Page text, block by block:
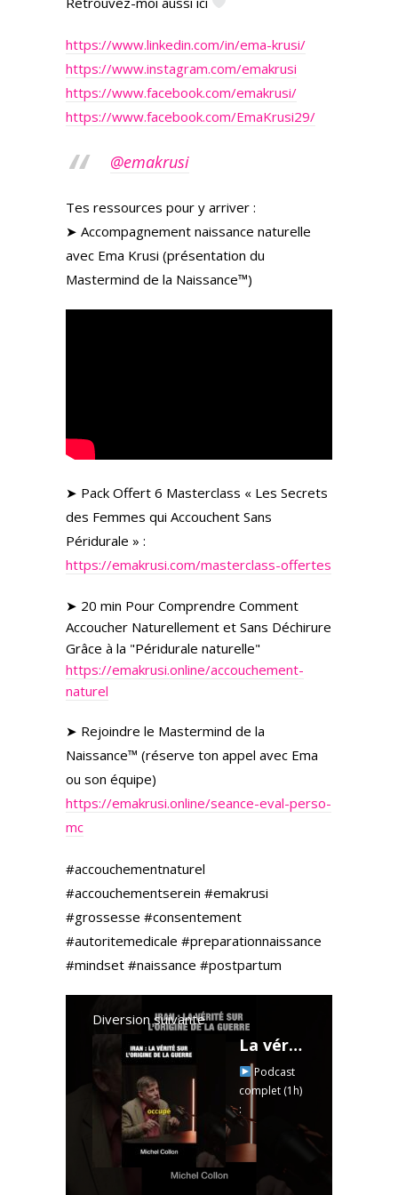
https://www.linkedin.com/in/ema-krusi/
https://www.instagram.com/emakrusi
https://www.facebook.com/emakrusi/
https://www.facebook.com/EmaKrusi29/
@emakrusi
Tes ressources pour y arriver :
➤ Accompagnement naissance naturelle
avec Ema Krusi (présentation du
Mastermind de la Naissance™)
➤ Pack Offert 6 Masterclass « Les Secrets
des Femmes qui Accouchent Sans
Péridurale » :
https://emakrusi.com/masterclass-offertes
➤ 20 min Pour Comprendre Comment
Accoucher Naturellement et Sans Déchirure
Grâce à la "Péridurale naturelle"
https://emakrusi.online/accouchement-
naturel
➤ Rejoindre le Mastermind de la
Naissance™ (réserve ton appel avec Ema
ou son équipe)
https://emakrusi.online/seance-eval-perso-
mc
#accouchementnaturel
#accouchementserein #emakrusi
#grossesse #consentement
#autoritemedicale #preparationnaissance
#mindset #naissance #postpartum
Diversion suivante
La vérité sur l'origine de la guerre en Iran - Michel Collon
Podcast
complet (1h)
:
https://bit.ly/
Chaos_Ep2
Soutenez
un média